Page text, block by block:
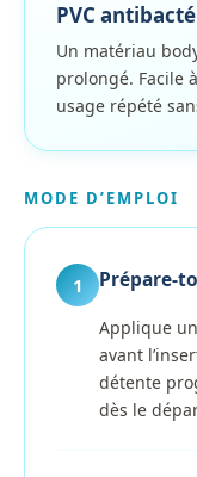
PVC
Un matériau
prolongé. Facile
usage répété
MODE D’EMPLOI
1 Prépare-
Applique
avant
détente
dès le